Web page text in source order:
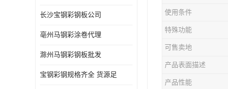
长沙宝钢彩钢板公司
亳州马钢彩涂卷代理
滁州马钢彩钢板批发
宝钢彩钢规格齐全 货源足
使用条件
特殊功能
可售卖地
产品表面描述
产品性能